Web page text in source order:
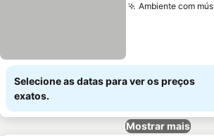
Ambiente com
Selecione as datas para ver os preços
exatos.
Mostrar mais